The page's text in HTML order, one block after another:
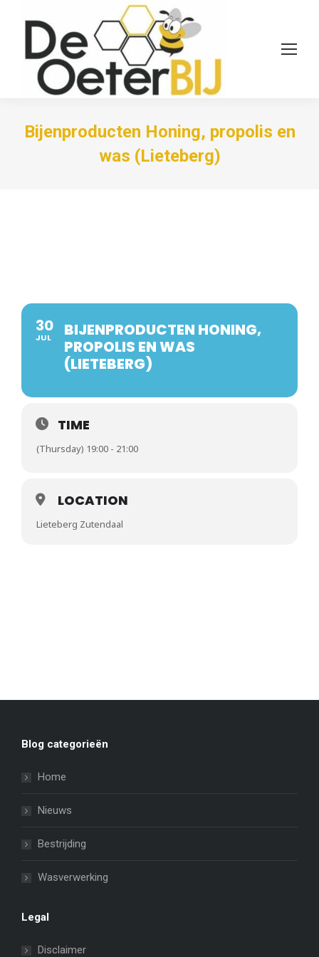
Bijenproducten Honing, propolis en
was (Lieteberg)
30
JUL
BIJENPRODUCTEN HONING,
PROPOLIS EN WAS
(LIETEBERG)
TIME
(Thursday) 19:00 - 21:00
LOCATION
Lieteberg Zutendaal
Blog categorieën
Home
Nieuws
Bestrijding
Wasverwerking
Legal
Disclaimer